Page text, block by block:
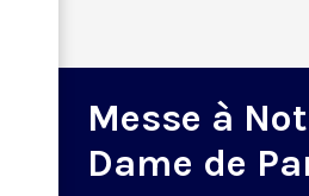
Messe à
Dame de